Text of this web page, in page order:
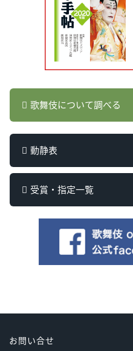
歌舞伎について調べる
動静表
受賞・指定一覧
お問い合せ